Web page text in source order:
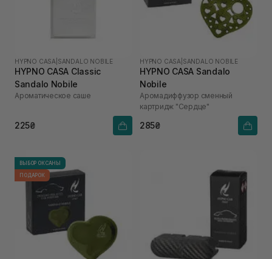
HYPNO CASA SANDALO NOBILE
HYPNO CASA Classic
Sandalo Nobile
Ароматическое саше
225₴
HYPNO CASA SANDALO NOBILE
HYPNO CASA Sandalo
Nobile
Аромадиффузор сменный
картридж "Сердце"
285₴
ВЫБОР ОКСАНЫ
ПОДАРОК